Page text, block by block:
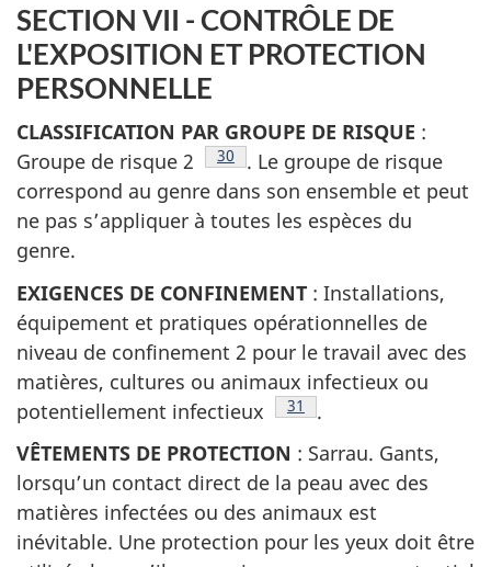
SECTION VII - CONTRÔLE DE
L'EXPOSITION ET PROTECTION
PERSONNELLE
CLASSIFICATION PAR GROUPE DE RISQUE :
Groupe de risque 2
Note de bas de page
30
. Le groupe de risque
correspond au genre dans son ensemble et peut
ne pas s’appliquer à toutes les espèces du
genre.
EXIGENCES DE CONFINEMENT : Installations,
équipement et pratiques opérationnelles de
niveau de confinement 2 pour le travail avec des
matières, cultures ou animaux infectieux ou
potentiellement infectieux
Note de bas de page
31
.
VÊTEMENTS DE PROTECTION : Sarrau. Gants,
lorsqu’un contact direct de la peau avec des
matières infectées ou des animaux est
inévitable. Une protection pour les yeux doit être